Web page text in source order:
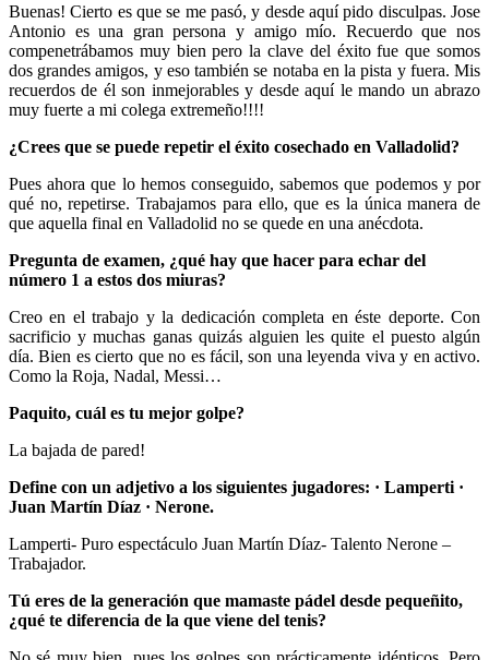
Buenas! Cierto es que se me pasó, y desde aquí pido disculpas. Jose
Antonio es una gran persona y amigo mío. Recuerdo que nos
compenetrábamos muy bien pero la clave del éxito fue que somos
dos grandes amigos, y eso también se notaba en la pista y fuera. Mis
recuerdos de él son inmejorables y desde aquí le mando un abrazo
muy fuerte a mi colega extremeño!!!!
¿Crees que se puede repetir el éxito cosechado en Valladolid?
Pues ahora que lo hemos conseguido, sabemos que podemos y por
qué no, repetirse. Trabajamos para ello, que es la única manera de
que aquella final en Valladolid no se quede en una anécdota.
Pregunta de examen, ¿qué hay que hacer para echar del
número 1 a estos dos miuras?
Creo en el trabajo y la dedicación completa en éste deporte. Con
sacrificio y muchas ganas quizás alguien les quite el puesto algún
día. Bien es cierto que no es fácil, son una leyenda viva y en activo.
Como la Roja, Nadal, Messi…
Paquito, cuál es tu mejor golpe?
La bajada de pared!
Define con un adjetivo a los siguientes jugadores: · Lamperti ·
Juan Martín Díaz · Nerone.
Lamperti- Puro espectáculo Juan Martín Díaz- Talento Nerone –
Trabajador.
Tú eres de la generación que mamaste pádel desde pequeñito,
¿qué te diferencia de la que viene del tenis?